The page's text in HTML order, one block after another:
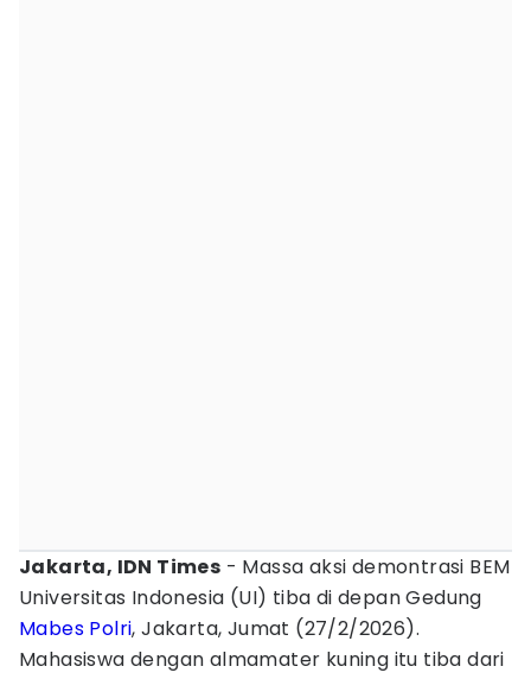
Jakarta, IDN Times - Massa aksi demontrasi BEM
Universitas Indonesia (UI) tiba di depan Gedung
Mabes Polri, Jakarta, Jumat (27/2/2026).
Mahasiswa dengan almamater kuning itu tiba dari